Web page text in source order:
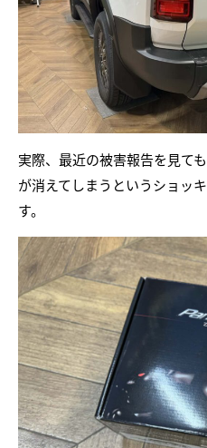
実際、最近の被害報告を見て
が消えてしまうというショッ
す。